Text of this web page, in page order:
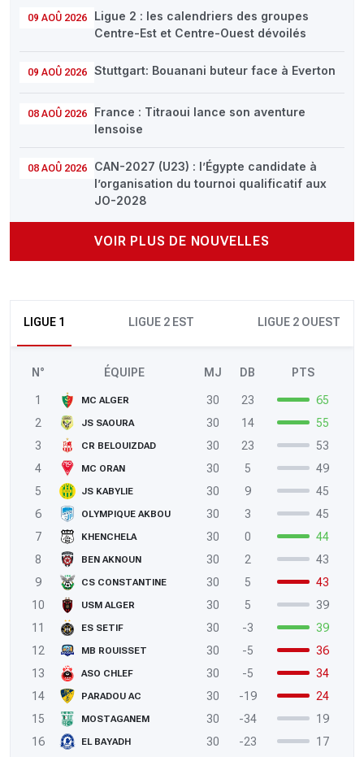
09 AOÛ 2026
Ligue 2 : les calendriers des groupes
Centre-Est et Centre-Ouest dévoilés
09 AOÛ 2026 Stuttgart: Bouanani buteur face à Everton
08 AOÛ 2026
France : Titraoui lance son aventure
lensoise
08 AOÛ 2026
CAN-2027 (U23) : l’Égypte candidate à
l’organisation du tournoi qualificatif aux
JO-2028
VOIR PLUS DE NOUVELLES
LIGUE 1 LIGUE 2 EST LIGUE 2 OUEST
N° ÉQUIPE MJ DB PTS
1 MC ALGER 30 23
65
2
JS SAOURA 30 14
55
3
CR BELOUIZDAD 30 23
53
4
MC ORAN 30 5
49
5
JS KABYLIE 30 9
45
6
OLYMPIQUE AKBOU 30 3
45
7
KHENCHELA 30 0
44
8
BEN AKNOUN 30 2
43
9
CS CONSTANTINE 30 5
43
10
USM ALGER 30 5
39
11
ES SETIF 30 -3
39
12
MB ROUISSET 30 -5
36
13
ASO CHLEF 30 -5
34
14
PARADOU AC 30 -19
24
15
MOSTAGANEM 30 -34
19
16
EL BAYADH 30 -23 17